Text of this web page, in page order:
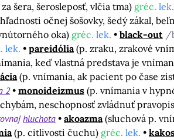
šera, šerosleposť, vlčia tma) gréc. lek.
očnej šošovky, šedý zákal,
oka) gréc. lek. black-out /
lek. pareidólia (p. zraku, zrakové
keď vlastná predstava je
(p. vnímania, ak pacient po čase
2 monoideizmus (p. vnímania v
neschopnosť zvládnuť
hluchota akoazma (sluchová p.
(p. citlivosti čuchu) gréc. lek.